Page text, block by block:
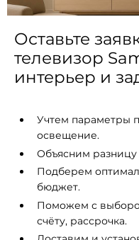
Оставьте
телевизор
интерьер и
Учтем параметры
освещение.
Объясним
Подберем
бюджет.
Поможем с
счёту, рассрочка.